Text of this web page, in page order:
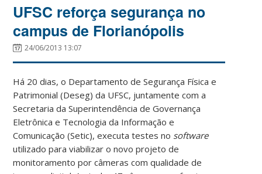
UFSC reforça segurança no
campus de Florianópolis
24/06/2013 13:07
Há 20 dias, o Departamento de Segurança Física e
Patrimonial (Deseg) da UFSC, juntamente com a
Secretaria da Superintendência de Governança
Eletrônica e Tecnologia da Informação e
Comunicação (Setic), executa testes no software
utilizado para viabilizar o novo projeto de
monitoramento por câmeras com qualidade de